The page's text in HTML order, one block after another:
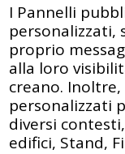
I Pannelli
personalizzati,
proprio
alla loro
creano.
personalizzati
diversi
edifici, Stand,